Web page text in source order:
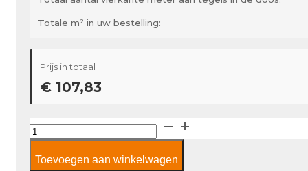
Totale m² in uw bestelling:
Prijs in totaal
€ 107,83
Casalgrande
Padana
Stile
Toevoegen aan winkelwagen